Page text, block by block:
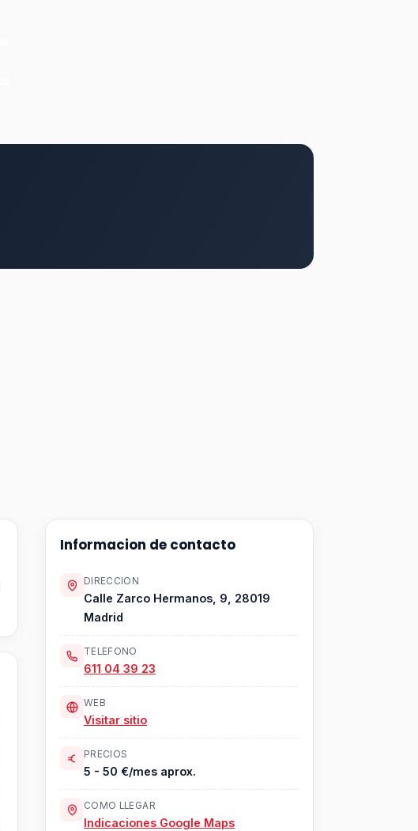
Informacion de contacto
DIRECCION
Calle Zarco Hermanos, 9, 28019
Madrid
TELEFONO
611 04 39 23
WEB
Visitar sitio
PRECIOS
5 - 50 €/mes aprox.
COMO LLEGAR
Indicaciones Google Maps